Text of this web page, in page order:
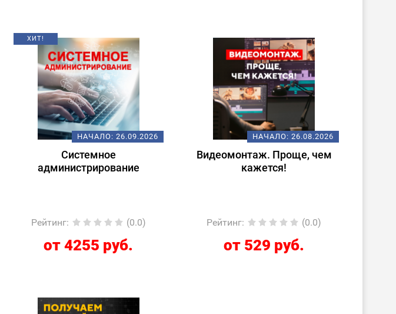
ХИТ!
НАЧАЛО: 26.09.2026
Системное
администрирование
Рейтинг: (0.0)
от 4255 руб.
НАЧАЛО: 26.08.2026
Видеомонтаж. Проще, чем
кажется!
Рейтинг: (0.0)
от 529 руб.